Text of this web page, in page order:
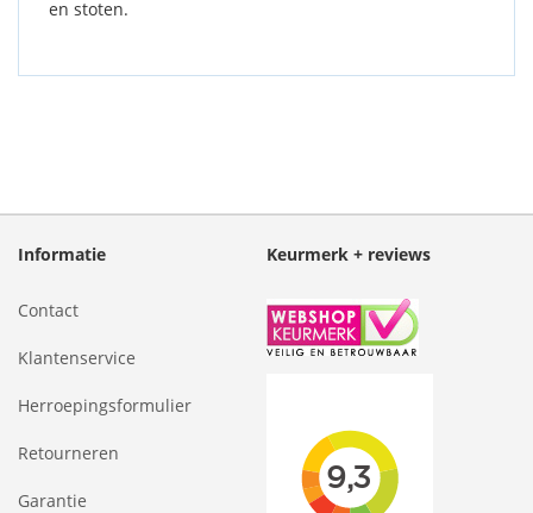
en stoten.
Informatie
Contact
Klantenservice
Herroepingsformulier
Retourneren
Garantie
Keurmerk + reviews